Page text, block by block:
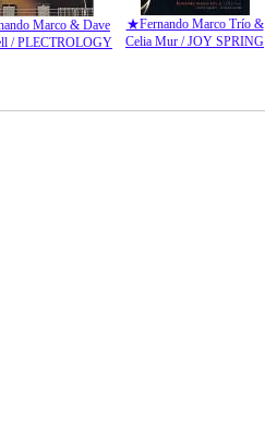
Marco & Dave
/ PLECTROLOGY
★Fernando Marco Trío &
Celia Mur / JOY SPRING